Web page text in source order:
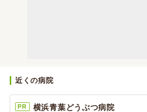
近くの病院
PR 横浜青葉どうぶつ病院